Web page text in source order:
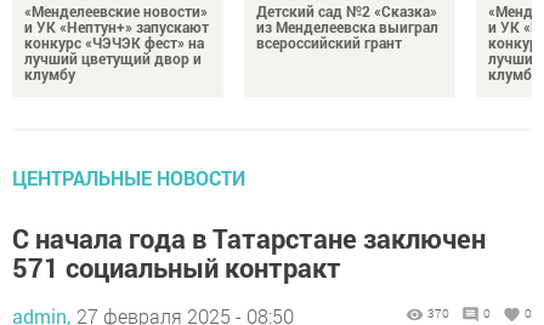
«Менделеевские новости»
и УК «Нептун+» запускают
конкурс «ЧЭЧЭК фест» на
лучший цветущий двор и
клумбу
Детский сад №2 «Сказка»
из Менделеевска выиграл
всероссийский грант
и УК
лучший
клумбу
ЦЕНТРАЛЬНЫЕ НОВОСТИ
С начала года в Татарстане заключен
571 социальный контракт
admin, 27 февраля 2025 - 08:50 370 0 0